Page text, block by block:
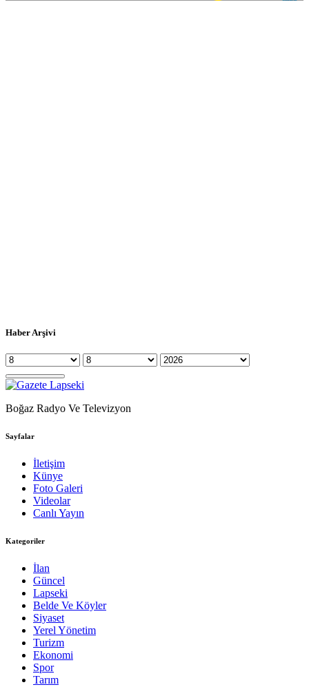
Haber Arşivi
Boğaz Radyo Ve Televizyon
Sayfalar
İletişim
Künye
Foto Galeri
Videolar
Canlı Yayın
Kategoriler
İlan
Güncel
Lapseki
Belde Ve Köyler
Siyaset
Yerel Yönetim
Turizm
Ekonomi
Spor
Tarım